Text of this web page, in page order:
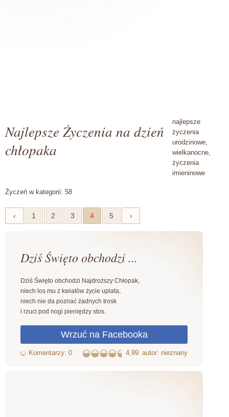
Najlepsze Życzenia na dzień
chłopaka
Życzeń w kategorii: 58
‹ 1 2 3 4 5 ›
Dziś Święto obchodzi ...
Dziś Święto obchodzi Najdroższy Chłopak,
niech los mu z kwiatów życie uplata,
niech nie da poznać żadnych trosk
i rzuci pod nogi pieniędzy stos.
4,99 autor: nieznany
najlepsze
życzenia
urodzinowe,
wielkanocne,
życzenia
imieninowe